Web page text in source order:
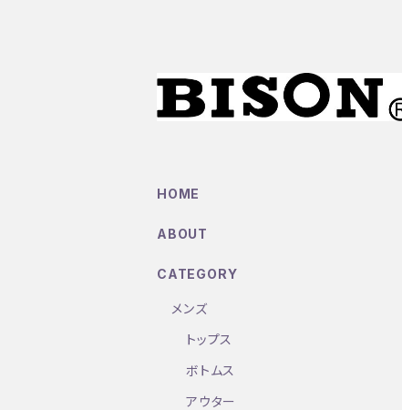
HOME
ABOUT
CATEGORY
メンズ
トップス
ボトムス
アウター